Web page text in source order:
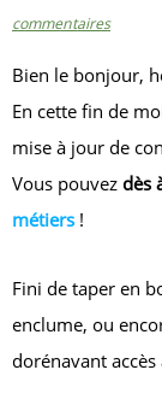
commentaires
Bien le bonjour,
En cette fin de
mise à jour de
Vous pouvez dès
métiers !
Fini de taper en
enclume, ou
dorénavant